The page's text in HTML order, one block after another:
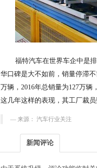
福特汽车在世界车企中是
华口碑是大不如前，销量停滞
万辆，2016年总销量为127万辆
这几年这样的表现，其工厂裁
来源： 汽车行业关注
新闻评论